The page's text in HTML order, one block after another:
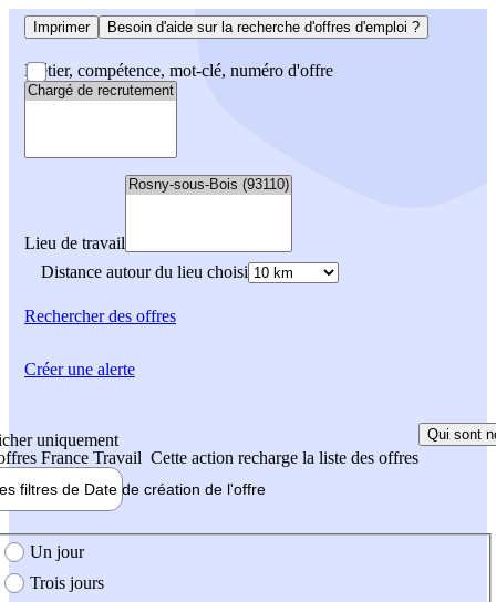
Imprimer Besoin d'aide sur la recherche d'offres d'emploi ?
Métier, compétence, mot-clé, numéro d'offre
Lieu de travail
Distance autour du lieu choisi
Rechercherdes offres
uniquement
France Travail Cette action recharge la liste des offres
Qui sont
filtres de Date de création de l'offre
création de l'offre
Un jour
Trois jours
Créer une alerte